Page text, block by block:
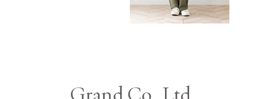
Grand Co., Ltd.